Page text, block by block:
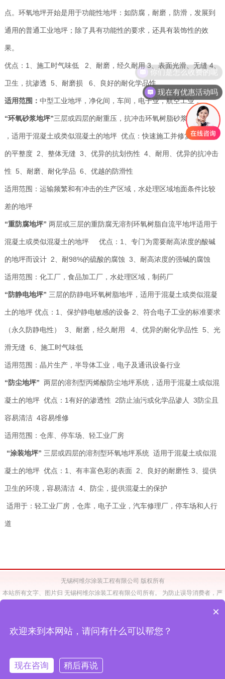
点。环氧地坪开始是用于功能性地坪：如防腐，耐磨，防滑，发展到
通用的普通工业地坪；除了具有功能性的要求，还具有装饰性的效
果。
优点：1、施工时气味低 2、耐磨，经久耐用 3、表面光滑、无缝 4、
卫生，抗渗透 5、耐磨损 6、良好的耐化学品性
适用范围： 中型工业地坪，净化间，车间，电子业，航空工业 。
“环氧砂浆地坪”三层或四层的耐重压，抗冲击环氧树脂砂浆地坪系统
，适用于混凝土或类似混凝土的地坪 优点：快速施工并修复现有地坪
的平整度 2、整体无缝 3、优异的抗划伤性 4、耐用、优异的抗冲击
性 5、耐磨、耐化学品 6、优越的防滑性
适用范围：运输频繁和有冲击的生产区域，水处理区域地面条件比较
差的地坪
“重防腐地坪” 两层或三层的重防腐无溶剂环氧树脂自流平地坪适用于
混凝土或类似混凝土的地坪 优点：1、专门为需要耐高浓度的酸碱
的地坪而设计 2、耐98%的硫酸的腐蚀 3、耐高浓度的强碱的腐蚀
适用范围：化工厂，食品加工厂，水处理区域，制药厂
“防静电地坪” 三层的防静电环氧树脂地坪，适用于混凝土或类似混凝
土的地坪 优点：1、保护静电敏感的设备 2、符合电子工业的标准要求
（永久防静电性） 3、耐磨，经久耐用 4、优异的耐化学品性 5、光
滑无缝 6、施工时气味低
适用范围：晶片生产，半导体工业，电子及通讯设备行业
“防尘地坪” 两层的溶剂型丙烯酸防尘地坪系统，适用于混凝土或似混
凝土的地坪 优点：1有好的渗透性 2防止油污或化学品渗人 3防尘且
容易清洁 4容易维修
适用范围：仓库、停车场、轻工业厂房
“涂装地坪” 三层或四层的溶剂型环氧地坪系统 适用于混凝土或似混
凝土的地坪 优点：1、有丰富色彩的表面 2、良好的耐磨性 3、提供
卫生的环境，容易清洁 4、防尘，提供混凝土的保护
适用于：轻工业厂房，仓库，电子工业，汽车修理厂，停车场和人行
道
无锡柯维尔涂装工程有限公司 版权所有
本站所有文字、图片归 无锡柯维尔涂装工程有限公司所有。 为防止误导消费者，严
如有违规，本公司将诉之法律。 Copyright (C)2017 Wuxi Carewel Paints
苏公网安备 32021402000310号
你们是怎么收费的呢
现在有优惠活动吗
×
欢迎来到本网站，请问有什么可以帮您？
现在咨询 稍后再说